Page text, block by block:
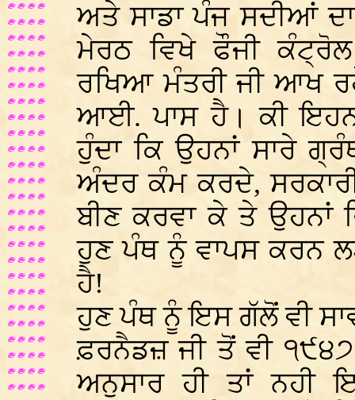
ਅਤੇ ਸਾਡਾ ਪੰਜ ਸਦੀਆਂ
ਮੇਰਠ ਵਿਖੇ ਫੌਜੀ
ਰਖਿਆ ਮੰਤਰੀ ਜੀ ਆਖ
ਆਈ. ਪਾਸ ਹੈ। ਕੀ
ਹੁੰਦਾ ਕਿ ਉਹਨਾਂ ਸਾਰੇ
ਅੰਦਰ ਕੰਮ ਕਰਦੇ,
ਬੀਣ ਕਰਵਾ ਕੇ ਤੇ ਉਹਨਾਂ
ਹੁਣ ਪੰਥ ਨੂੰ ਵਾਪਸ ਕਰਨ
ਹੈ!
ਹੁਣ ਪੰਥ ਨੂੰ ਇਸ ਗੱਲੋਂ ਵੀ
ਫ਼ਰਨੈਡਜ਼ ਜੀ ਤੋਂ ਵੀ
ਅਨੁਸਾਰ ਹੀ ਤਾਂ